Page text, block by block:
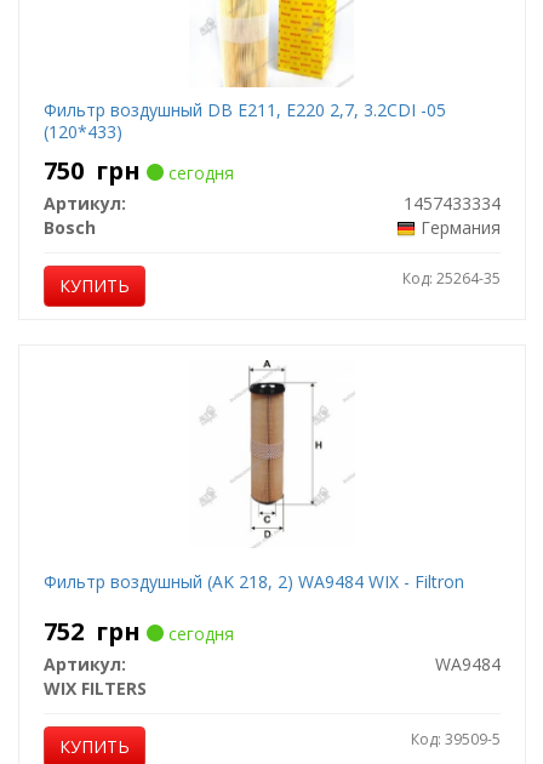
Фильтр воздушный DB E211, E220 2,7, 3.2CDI -05
(120*433)
750 грн
сегодня
Артикул:
1457433334
Bosch
Германия
КУПИТЬ Код: 25264-35
Фильтр воздушный (AK 218, 2) WA9484 WIX - Filtron
752 грн
сегодня
Артикул:
WA9484
WIX FILTERS
КУПИТЬ Код: 39509-5